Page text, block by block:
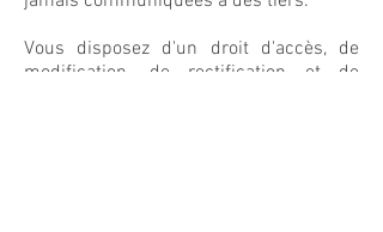
Vous disposez d'un droit d'accès, de
modification, de rectification et de